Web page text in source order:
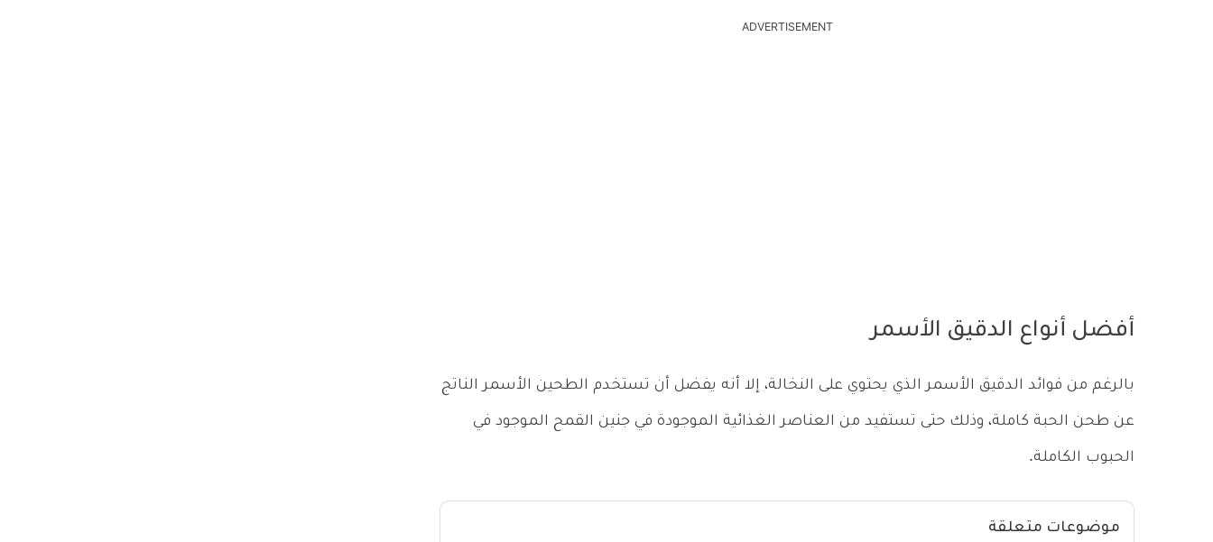
ADVERTISEMENT
أفضل أنواع الدقيق الأسمر
بالرغم من فوائد الدقيق الأسمر الذي يحتوي على النخالة، إلا أنه يفضل أن تستخدم الطحين الأسمر الناتج
عن طحن الحبة كاملة، وذلك حتى تستفيد من العناصر الغذائية الموجودة في جنين القمح الموجود في
الحبوب الكاملة.
موضوعات متعلقة